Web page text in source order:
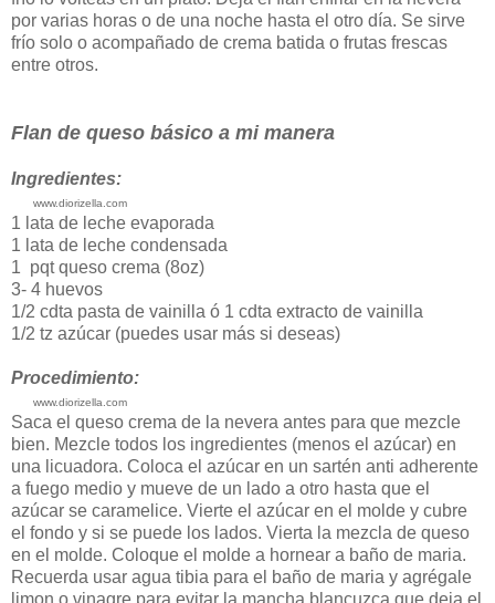
por varias horas o de una noche hasta el otro día. Se sirve
frío solo o acompañado de crema batida o frutas frescas
entre otros.
Flan de queso básico a mi manera
Ingredientes:
www.diorizella.com
1 lata de leche evaporada
1 lata de leche condensada
1 pqt queso crema (8oz)
3- 4 huevos
1/2 cdta pasta de vainilla ó 1 cdta extracto de vainilla
1/2 tz azúcar (puedes usar más si deseas)
Procedimiento:
www.diorizella.com
Saca el queso crema de la nevera antes para que mezcle
bien. Mezcle todos los ingredientes (menos el azúcar) en
una licuadora. Coloca el azúcar en un sartén anti adherente
a fuego medio y mueve de un lado a otro hasta que el
azúcar se caramelice. Vierte el azúcar en el molde y cubre
el fondo y si se puede los lados. Vierta la mezcla de queso
en el molde. Coloque el molde a hornear a baño de maria.
Recuerda usar agua tibia para el baño de maria y agrégale